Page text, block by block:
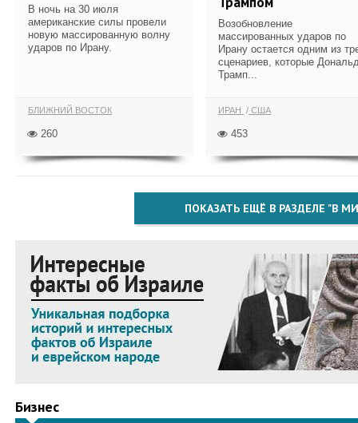
В ночь на 30 июля
американские силы провели
новую массированную волну
ударов по Ирану.
БЛИЖНИЙ ВОСТОК
260
Возобновление
массированных ударов по
Ирану остается одним из
сценариев, которые
Трамп...
ИРАН США
453
ПОКАЗАТЬ ЕЩЁ В РАЗДЕЛЕ "В
Бизнес